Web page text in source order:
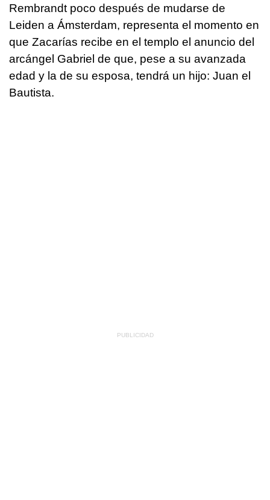
Rembrandt poco después de mudarse de
Leiden a Ámsterdam, representa el momento en
que Zacarías recibe en el templo el anuncio del
arcángel Gabriel de que, pese a su avanzada
edad y la de su esposa, tendrá un hijo: Juan el
Bautista.